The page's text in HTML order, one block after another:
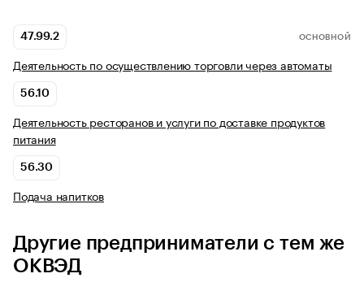
47.99.2 ОСНОВНОЙ
Деятельность по осуществлению торговли через автоматы
56.10
Деятельность ресторанов и услуги по доставке продуктов
питания
56.30
Подача напитков
Другие предприниматели с тем же
ОКВЭД